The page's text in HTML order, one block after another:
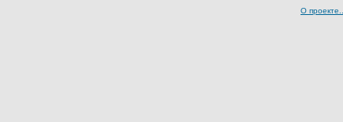
О проекте...